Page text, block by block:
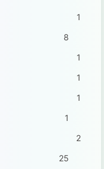
1
8
1
1
1
1
2
25